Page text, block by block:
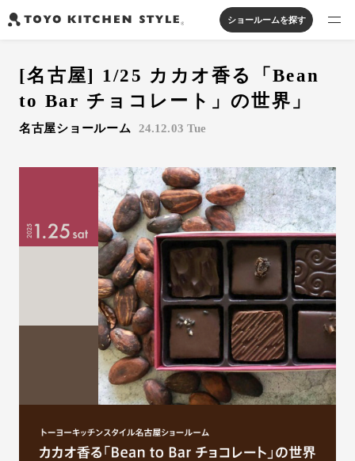
オープンキッチン
アイランドキッチン
製品を探す
システムキッチン
実例から探す
ジャーナルを読む
オンラインストア
カタログを見る
CN
ショールームを探す
[名古屋] 1/25 カカオ香る「Bean
to Bar チョコレート」の世界」
名古屋ショールーム 24.12.03 Tue